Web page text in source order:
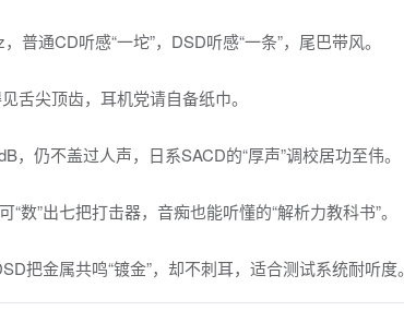
普通CD听感“一坨”，DSD听感“一条”，尾巴带风。
舌尖顶齿，耳机党请自备纸巾。
，仍不盖过人声，日系SACD的“厚声”调校居功至伟。
数”出七把打击器，音痴也能听懂的“解析力教科书”。
把金属共鸣“镀金”，却不刺耳，适合测试系统耐听度。